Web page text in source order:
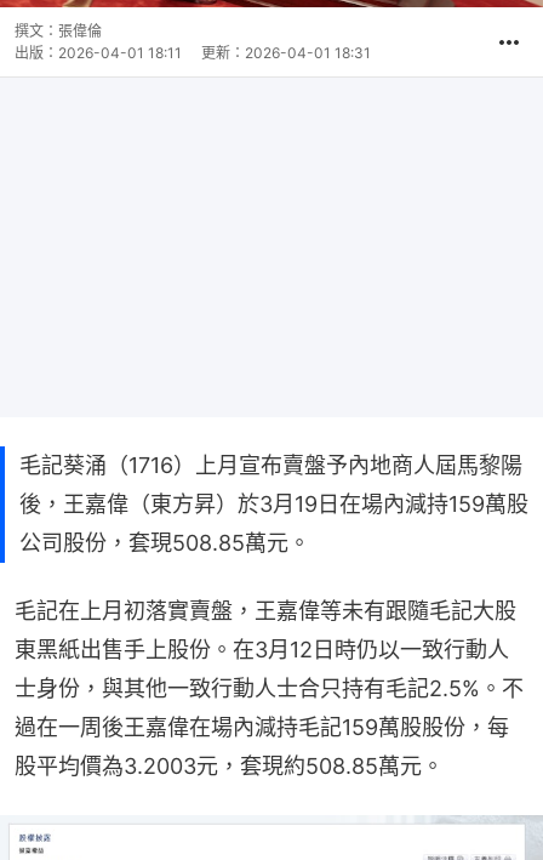
撰文： 張偉倫
出版： 2026-04-01 18:11 更新： 2026-04-01 18:31
毛記葵涌（1716）上月宣布賣盤予內地商人屆馬黎陽
後，王嘉偉（東方昇）於3月19日在場內減持159萬股
公司股份，套現508.85萬元。
毛記在上月初落實賣盤，王嘉偉等未有跟隨毛記大股
東黑紙出售手上股份。在3月12日時仍以一致行動人
士身份，與其他一致行動人士合只持有毛記2.5%。不
過在一周後王嘉偉在場內減持毛記159萬股股份，每
股平均價為3.2003元，套現約508.85萬元。